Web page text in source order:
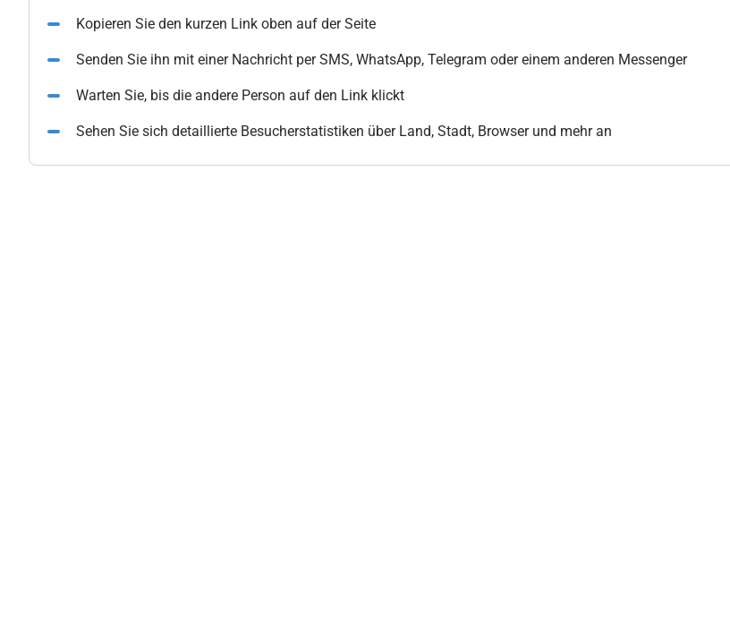
Kopieren Sie den kurzen Link oben auf der Seite
Senden Sie ihn mit einer Nachricht per SMS, WhatsApp, Telegram oder einem anderen Messenger
Warten Sie, bis die andere Person auf den Link klickt
Sehen Sie sich detaillierte Besucherstatistiken über Land, Stadt, Browser und mehr an